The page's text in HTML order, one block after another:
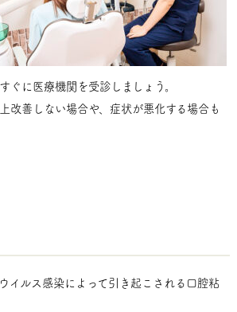
ぐに医療機関を受診しましょう。
改善しない場合や、症状が悪化する場合も
イルス感染によって引き起こされる口腔粘